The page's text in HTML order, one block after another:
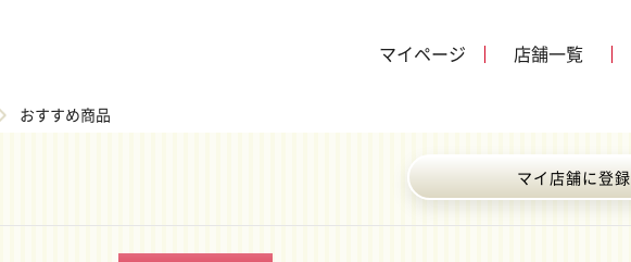
マイページ 店舗一覧
おすすめ商品
マイ店舗に登録